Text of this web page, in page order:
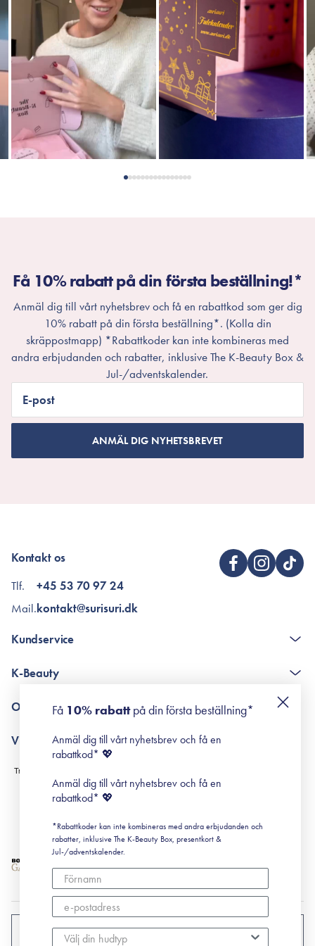
Få 10% rabatt på din första beställning!*
Anmäl dig till vårt nyhetsbrev och få en rabattkod som ger dig
10% rabatt på din första beställning*. (Kolla din
skräppostmapp) *Rabattkoder kan inte kombineras med
andra erbjudanden och rabatter, inklusive The K-Beauty Box &
Jul-/adventskalender.
E-post
ANMÄL DIG NYHETSBREVET
Kontakt os
Tlf.
Mail.
+45 53 70 97 24
kontakt@surisuri.dk
Kundservice
Poängshop - frågor och svar
K-Beauty
Retinol för nybörjare
Om Surisuri
Black Friday
Villkor
Leverans & Retur
Köpvillkor
Prenumerationsvillkor
Cookiepolicy
SVERIGE
Få 10% rabattpå din första beställning*
Anmäl dig till vårt nyhetsbrev och få en
rabattkod* 💖
Anmäl dig till vårt nyhetsbrev och få en
rabattkod* 💖
*Rabattkoder kan inte kombineras med andra erbjudanden och
rabatter, inklusive The K-Beauty Box, presentkort &
Jul-/adventskalender.